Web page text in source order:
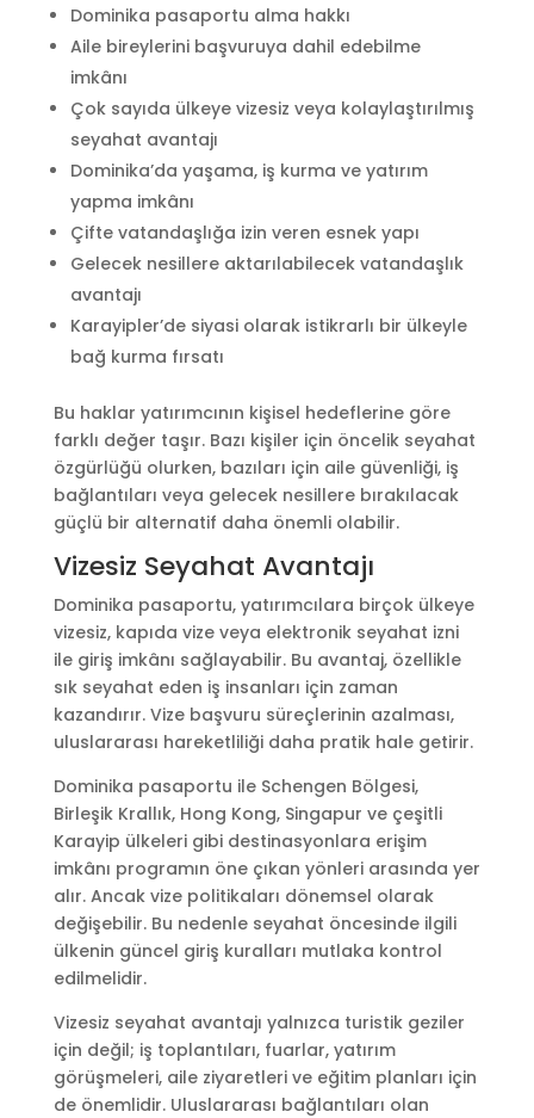
Dominika pasaportu alma hakkı
Aile bireylerini başvuruya dahil edebilme
imkânı
Çok sayıda ülkeye vizesiz veya kolaylaştırılmış
seyahat avantajı
Dominika’da yaşama, iş kurma ve yatırım
yapma imkânı
Çifte vatandaşlığa izin veren esnek yapı
Gelecek nesillere aktarılabilecek vatandaşlık
avantajı
Karayipler’de siyasi olarak istikrarlı bir ülkeyle
bağ kurma fırsatı
Bu haklar yatırımcının kişisel hedeflerine göre
farklı değer taşır. Bazı kişiler için öncelik seyahat
özgürlüğü olurken, bazıları için aile güvenliği, iş
bağlantıları veya gelecek nesillere bırakılacak
güçlü bir alternatif daha önemli olabilir.
Vizesiz Seyahat Avantajı
Dominika pasaportu, yatırımcılara birçok ülkeye
vizesiz, kapıda vize veya elektronik seyahat izni
ile giriş imkânı sağlayabilir. Bu avantaj, özellikle
sık seyahat eden iş insanları için zaman
kazandırır. Vize başvuru süreçlerinin azalması,
uluslararası hareketliliği daha pratik hale getirir.
Dominika pasaportu ile Schengen Bölgesi,
Birleşik Krallık, Hong Kong, Singapur ve çeşitli
Karayip ülkeleri gibi destinasyonlara erişim
imkânı programın öne çıkan yönleri arasında yer
alır. Ancak vize politikaları dönemsel olarak
değişebilir. Bu nedenle seyahat öncesinde ilgili
ülkenin güncel giriş kuralları mutlaka kontrol
edilmelidir.
Vizesiz seyahat avantajı yalnızca turistik geziler
için değil; iş toplantıları, fuarlar, yatırım
görüşmeleri, aile ziyaretleri ve eğitim planları için
de önemlidir. Uluslararası bağlantıları olan